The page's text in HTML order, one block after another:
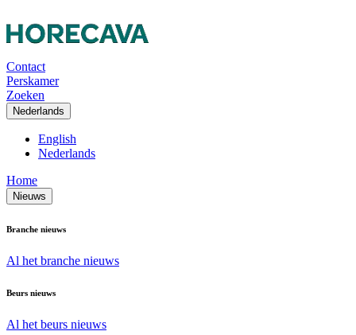
Contact
Perskamer
Zoeken
Nederlands
English
Nederlands
Home
Nieuws
Branche nieuws
Al het branche nieuws
Beurs nieuws
Al het beurs nieuws